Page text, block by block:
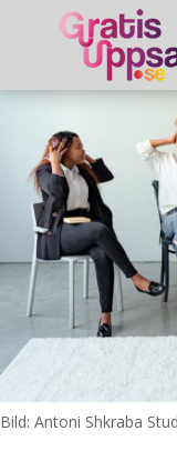
Bild: Antoni Shkraba